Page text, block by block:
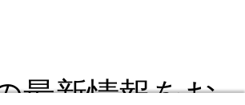
最新情報をお